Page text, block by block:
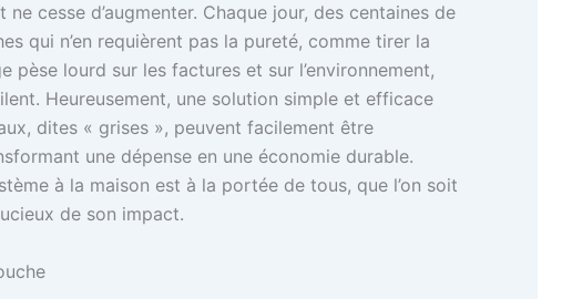
cesse d’augmenter. Chaque jour, des centaines de
qui n’en requièrent pas la pureté, comme tirer la
pèse lourd sur les factures et sur l’environnement,
Heureusement, une solution simple et efficace
dites « grises », peuvent facilement être
une dépense en une économie durable.
à la maison est à la portée de tous, que l’on soit
de son impact.